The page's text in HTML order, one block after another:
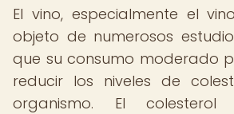
El vino, especialmente el
objeto de numerosos
que su consumo moderado
reducir los niveles de
organismo. El colesterol